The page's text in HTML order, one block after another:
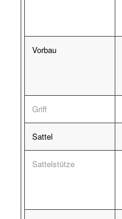
Vorbau
Griff
Sattel
Sattelstütze